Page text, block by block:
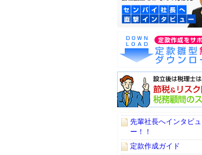
先輩社長へインタビュ
ー！！
定款作成ガイド